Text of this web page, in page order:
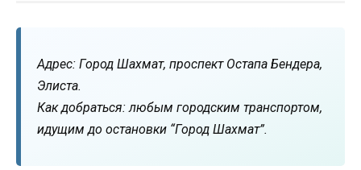
Адрес: Город Шахмат, проспект Остапа Бендера,
Элиста.
Как добраться: любым городским транспортом,
идущим до остановки “Город Шахмат”.